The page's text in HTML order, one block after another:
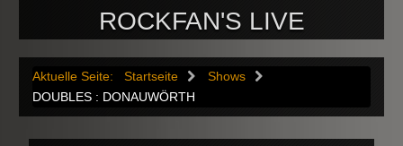
ROCKFAN'S LIVE
Aktuelle Seite: Startseite
Shows
DOUBLES : DONAUWÖRTH